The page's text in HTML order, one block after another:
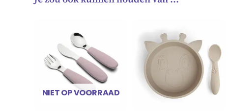
NIET OP VOORRAAD